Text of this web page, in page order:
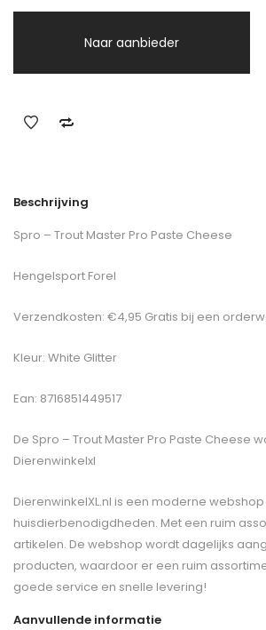
Naar aanbieder
Beschrijving
Spro – Trout Master Pro Paste Cheese
Hengelsport Forel
Verzendkosten: €4,95 Gratis bij een
Kleur: White Glitter
Ean: 8716851449517
De Spro – Trout Master Pro Paste Cheese
Dierenwinkelxl
DierenwinkelXL.nl is een moderne
huisdierbenodigdheden. Met een ruim
artikelen. De webshop wordt dagelijks
producten, waardoor er een ruim
goede service en snelle levering!
Aanvullende informatie